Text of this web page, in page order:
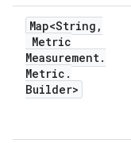
Map<String ,
Metric
Measurement.
Metric .
Builder>